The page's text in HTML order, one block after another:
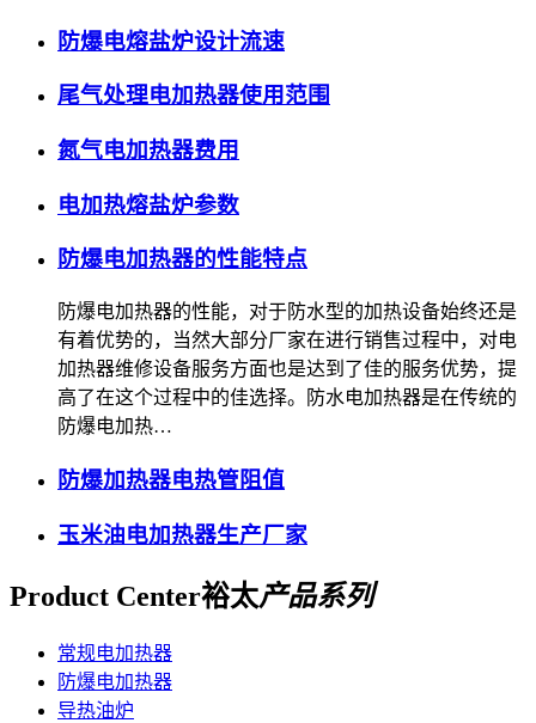
防爆电熔盐炉设计流速
尾气处理电加热器使用范围
氮气电加热器费用
电加热熔盐炉参数
防爆电加热器的性能特点
防爆电加热器的性能，对于防水型的加热设备始终还是
有着优势的，当然大部分厂家在进行销售过程中，对电
加热器维修设备服务方面也是达到了佳的服务优势，提
高了在这个过程中的佳选择。防水电加热器是在传统的
防爆电加热…
防爆加热器电热管阻值
玉米油电加热器生产厂家
Product Center裕太产品系列
常规电加热器
防爆电加热器
导热油炉